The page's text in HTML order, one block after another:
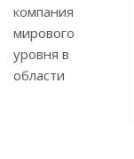
компания
мирового
уровня в
области